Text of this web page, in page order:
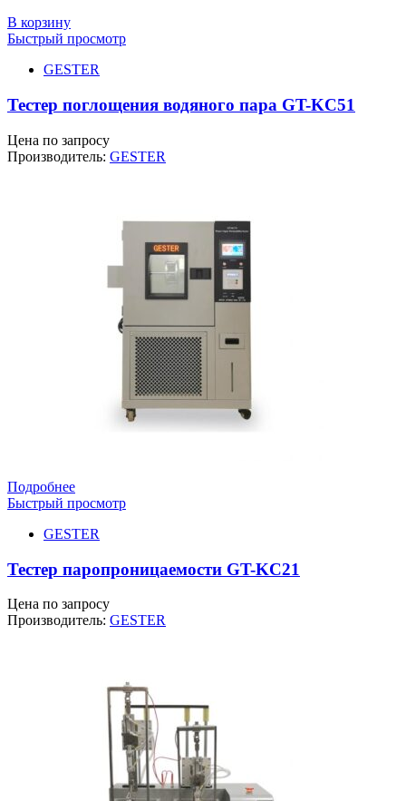
В корзину
Быстрый просмотр
GESTER
Тестер поглощения водяного пара GT-KC51
Цена по запросу
Производитель: GESTER
Подробнее
Быстрый просмотр
GESTER
Тестер паропроницаемости GT-KC21
Цена по запросу
Производитель: GESTER